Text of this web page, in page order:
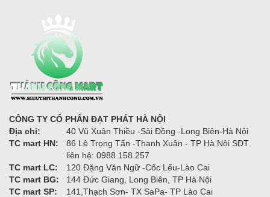
CÔNG TY CỔ PHẨN ĐẠT PHÁT HÀ NỘI
Địa chỉ:
40 Vũ Xuân Thiều -Sài Đồng -Long Biên-Hà Nội
TC mart HN:
86 Lê Trọng Tấn -Thanh Xuân - TP Hà Nội SĐT
liên hệ: 0988.158.257
TC mart LC:
120 Đặng Văn Ngữ -Cốc Lếu-Lào Cai
TC mart BG:
144 Đức Giang, Long Biên, TP Hà Nội
TC mart SP:
141,Thạch Sơn- TX SaPa- TP Lào Cai